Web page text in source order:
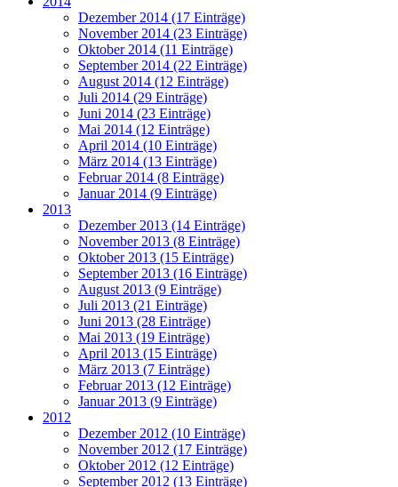
Dezember 2014 (17 Einträge)
November 2014 (23 Einträge)
Oktober 2014 (11 Einträge)
September 2014 (22 Einträge)
August 2014 (12 Einträge)
Juli 2014 (29 Einträge)
Juni 2014 (23 Einträge)
Mai 2014 (12 Einträge)
April 2014 (10 Einträge)
März 2014 (13 Einträge)
Februar 2014 (8 Einträge)
Januar 2014 (9 Einträge)
2013
Dezember 2013 (14 Einträge)
November 2013 (8 Einträge)
Oktober 2013 (15 Einträge)
September 2013 (16 Einträge)
August 2013 (9 Einträge)
Juli 2013 (21 Einträge)
Juni 2013 (28 Einträge)
Mai 2013 (19 Einträge)
April 2013 (15 Einträge)
März 2013 (7 Einträge)
Februar 2013 (12 Einträge)
Januar 2013 (9 Einträge)
2012
Dezember 2012 (10 Einträge)
November 2012 (17 Einträge)
Oktober 2012 (12 Einträge)
September 2012 (13 Einträge)